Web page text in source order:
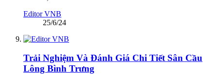
Editor VNB
25/6/24
Trải Nghiệm Và Đánh Giá Chi Tiết Sân Cầu
Lông Bình Trưng